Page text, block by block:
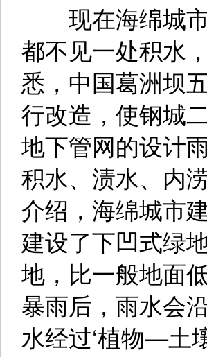
现在海绵城市
都不见一处积水
悉，中国葛洲坝
行改造，使钢城
地下管网的设计
积水、渍水、内
介绍，海绵城市
建设了下凹式绿
地，比一般地面
暴雨后，雨水会
水经过‘植物—土